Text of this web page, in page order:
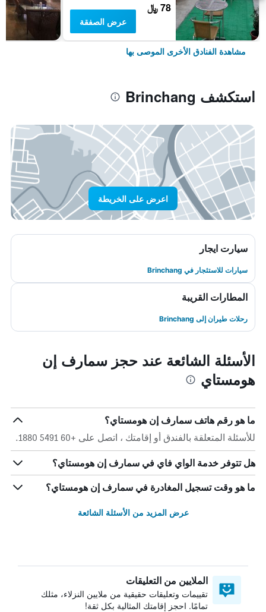
78 ﷼
عرض الصفقة
مشاهدة الفنادق الأخرى الموصى بها
استكشف Brinchang
اعرض على الخريطة
سيارت ايجار
سيارات للاستئجار في Brinchang
المطارات القريبة
رحلات طيران إلى Brinchang
الأسئلة الشائعة عند حجز سمارف إن
هومستاي
ما هو رقم هاتف سمارف إن هومستاي؟
للأسئلة المتعلقة بالفندق أو إقامتك ، اتصل على +60 5491 1880.
هل تتوفر خدمة الواي فاي في سمارف إن هومستاي؟
ما هو وقت تسجيل المغادرة في سمارف إن هومستاي؟
عرض المزيد من الأسئلة الشائعة
الملايين من التعليقات
تقييمات وتعليقات حقيقية من ملايين النزلاء، مثلك
تمامًا. احجز إقامتك المثالية بكل ثقة!